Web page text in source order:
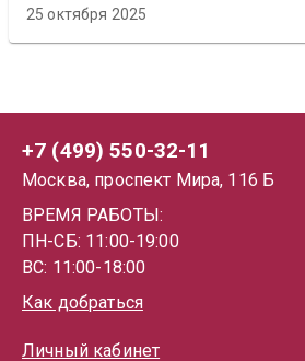
25 октября 2025
+7 (499) 550-32-11
Москва, проспект Мира, 116 Б
ВРЕМЯ РАБОТЫ:
ПН-СБ: 11:00-19:00
ВС: 11:00-18:00
Как добраться
Личный кабинет